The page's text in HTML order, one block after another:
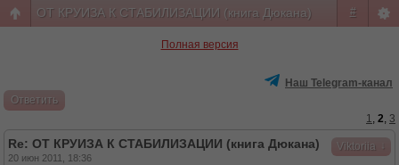
#
ОТ КРУИЗА К СТАБИЛИЗАЦИИ (книга Дюкана)
Полная версия
Наш Telegram-канал
Ответить
1, 2, 3
Viktoriia
Re: ОТ КРУИЗА К СТАБИЛИЗАЦИИ (книга Дюкана)
20 июн 2011, 18:36